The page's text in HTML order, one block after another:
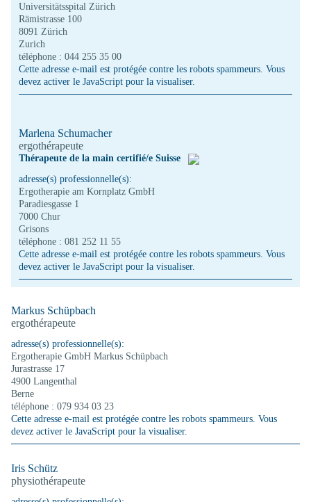
Universitätsspital Zürich
Rämistrasse 100
8091 Zürich
Zurich
téléphone : 044 255 35 00
Cette adresse e-mail est protégée contre les robots spammeurs. Vous
devez activer le JavaScript pour la visualiser.
Marlena Schumacher
ergothérapeute
Thérapeute de la main certifié/e Suisse
adresse(s) professionnelle(s):
Ergotherapie am Kornplatz GmbH
Paradiesgasse 1
7000 Chur
Grisons
téléphone : 081 252 11 55
Cette adresse e-mail est protégée contre les robots spammeurs. Vous
devez activer le JavaScript pour la visualiser.
Markus Schüpbach
ergothérapeute
adresse(s) professionnelle(s):
Ergotherapie GmbH Markus Schüpbach
Jurastrasse 17
4900 Langenthal
Berne
téléphone : 079 934 03 23
Cette adresse e-mail est protégée contre les robots spammeurs. Vous
devez activer le JavaScript pour la visualiser.
Iris Schütz
physiothérapeute